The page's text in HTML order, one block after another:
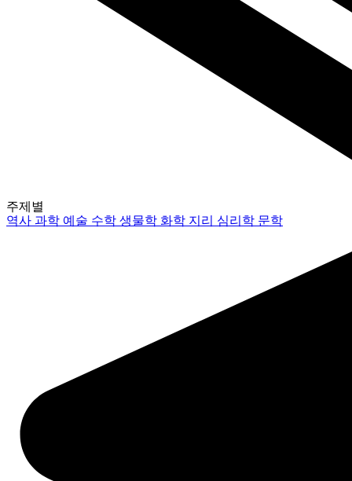
주제별
역사과학 예술 수학생물학 화학 지리 심리학 문학